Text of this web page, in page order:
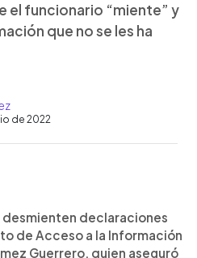
el funcionario “miente” y
que no se les ha
de 2022
declaraciones
de Acceso a la Información
Guerrero, quien aseguró